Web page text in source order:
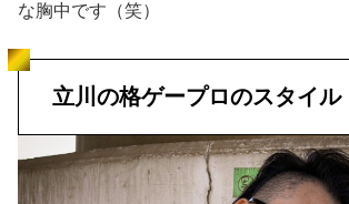
な胸中です（笑）
立川の格ゲープロのスタイル